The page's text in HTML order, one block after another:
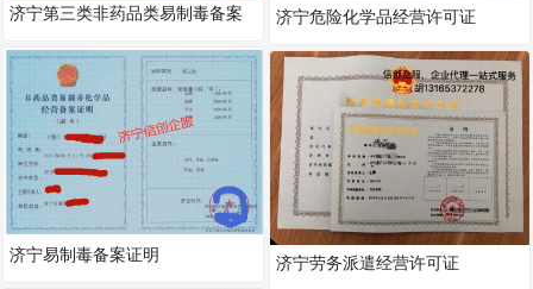
济宁第三类非药品类易制毒备案
酮）
济宁易制毒备案证明
济宁危险化学品经营许可证
济宁劳务派遣经营许可证